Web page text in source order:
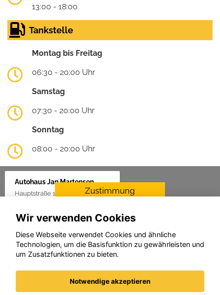
13:00 - 18:00
Tankstelle
Montag bis Freitag
06:30 - 20:00 Uhr
Samstag
07:30 - 20:00 Uhr
Sonntag
08:00 - 20:00 Uhr
Autohaus Jan Martensen
Hauptstraße 1, 25862 GoldelundZustimmung
Für die Aktivierung der
Navigationsdienste ist Ihre
Zustimmung zu den
Datenschutzrichtlinien vom
Zustimmen und
Wir verwenden Cookies
Diese Webseite verwendet Cookies und ähnliche
Technologien, um die Basisfunktion zu gewährleisten und
um Zusatzfunktionen zu bieten.
Notwendige akzeptieren